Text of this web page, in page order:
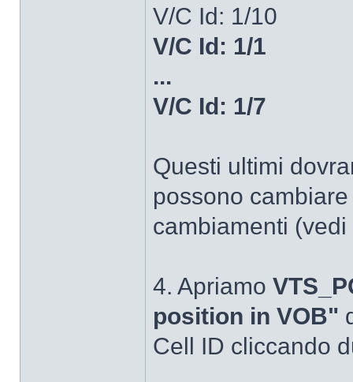
V/C Id: 1/10
V/C Id: 1/1
...
V/C Id: 1/7
Questi ultimi
possono
cambiamenti
4. Apriamo
position in VOB"
Cell ID cliccando